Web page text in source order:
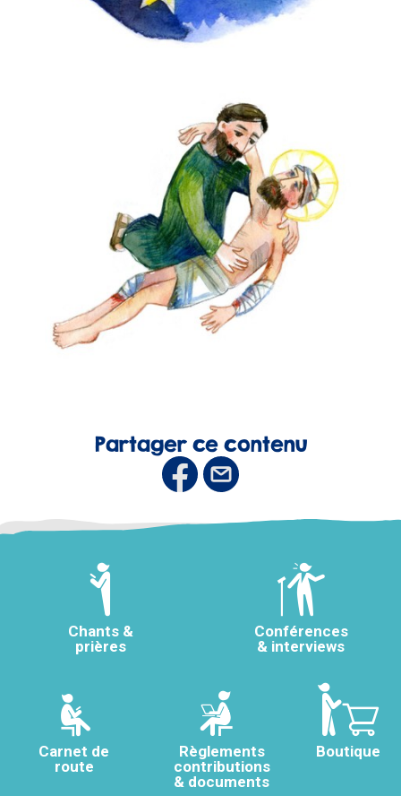
Partager ce contenu
Chants &
prières
Conférences
& interviews
Carnet de
route
Règlements
contributions
& documents
Boutique